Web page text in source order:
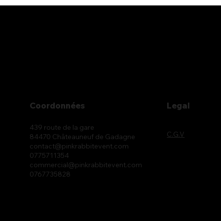
439 route de la gare
84470 Châteauneuf de Gadagne
contact@pinkrabbitevent.com
0775711354
commercial@pinkrabbitevent.com
0767735828
Coordonnées
C.G.V
Legal